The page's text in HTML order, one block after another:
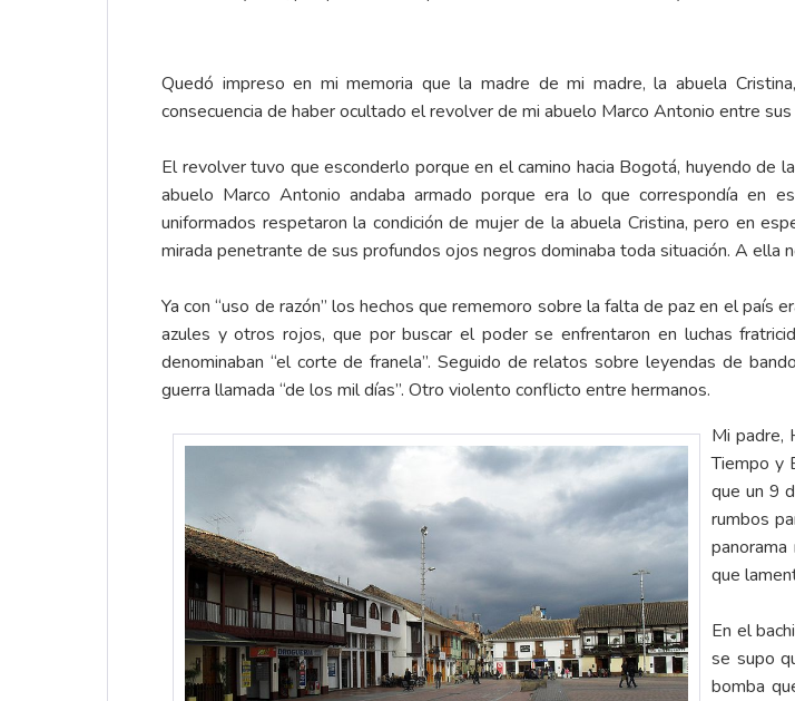
Quedó impreso en mi memoria que la madre de mi madre, la abuela
consecuencia de haber ocultado el revolver de mi abuelo Marco Antonio entre
El revolver tuvo que esconderlo porque en el camino hacia Bogotá, huyendo de
abuelo Marco Antonio andaba armado porque era lo que correspondía en
uniformados respetaron la condición de mujer de la abuela Cristina, pero en
mirada penetrante de sus profundos ojos negros dominaba toda situación. A ella
Ya con “uso de razón” los hechos que rememoro sobre la falta de paz en el país
azules y otros rojos, que por buscar el poder se enfrentaron en luchas
denominaban “el corte de franela”. Seguido de relatos sobre leyendas de
guerra llamada “de los mil días”. Otro violento conflicto entre hermanos.
Mi padre,
Tiempo y
que un 9
rumbos
que
En el
se supo
bomba